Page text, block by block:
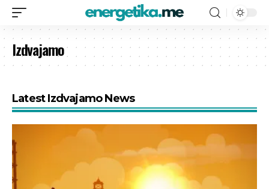
Izdvajamo
Latest Izdvajamo News